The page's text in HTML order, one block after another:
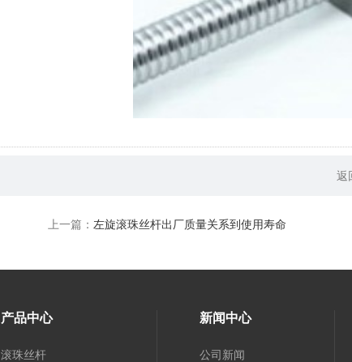
返
上一篇： 左旋滚珠丝杆出厂质量关系到使用寿命
产品中心
滚珠丝杆
新闻中心
公司新闻